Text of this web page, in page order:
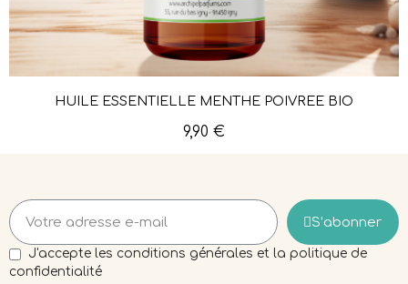
Aperçu rapide
HUILE ESSENTIELLE MENTHE POIVRÉE BIO
9,90 €
S’abonner
J'accepte les conditions générales et la politique de
confidentialité